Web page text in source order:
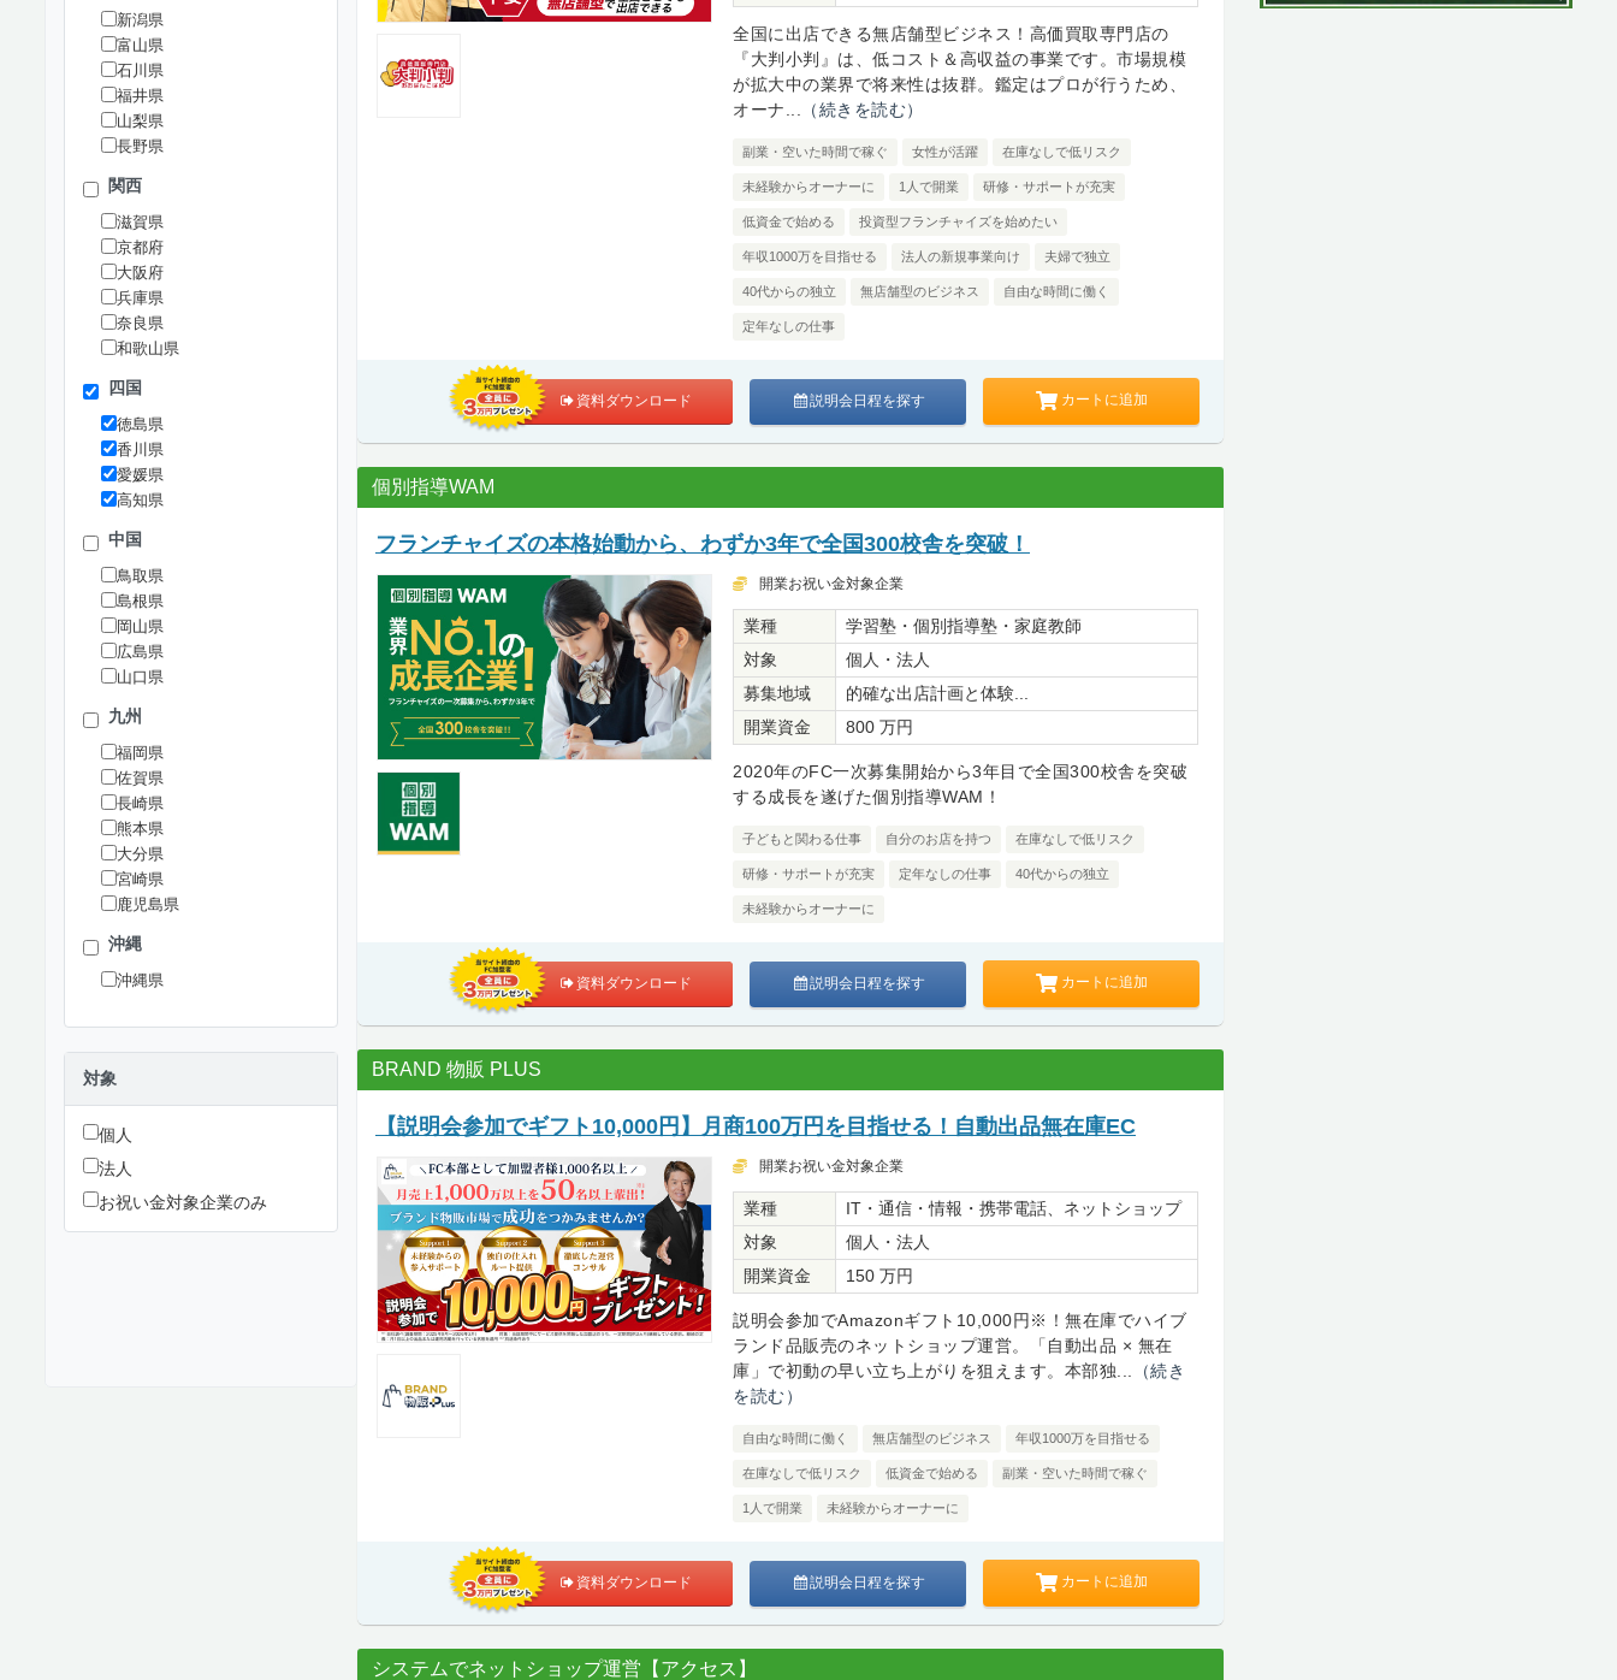
新潟県
富山県
石川県
福井県
山梨県
長野県
関西
滋賀県
京都府
大阪府
兵庫県
奈良県
和歌山県
四国
徳島県
香川県
愛媛県
高知県
中国
鳥取県
島根県
岡山県
広島県
山口県
九州
福岡県
佐賀県
長崎県
熊本県
大分県
宮崎県
鹿児島県
沖縄
沖縄県
対象
個人
法人
お祝い金対象企業のみ
全国に出店できる無店舗型ビジネス！高価買取専門店の
『大判小判』は、低コスト＆高収益の事業です。市場規模
が拡大中の業界で将来性は抜群。鑑定はプロが行うため、
オーナ...
（続きを読む）
副業・空いた時間で稼ぐ 女性が活躍 在庫なしで低リスク
未経験からオーナーに 1人で開業 研修・サポートが充実
低資金で始める 投資型フランチャイズを始めたい
年収1000万を目指せる 法人の新規事業向け 夫婦で独立
40代からの独立 無店舗型のビジネス 自由な時間に働く
定年なしの仕事
資料ダウンロード 説明会日程を探す カートに追加
個別指導WAM
フランチャイズの本格始動から、わずか3年で全国300校舎を突破！
開業お祝い金対象企業
業種
学習塾・個別指導塾・家庭教師
対象
個人・法人
募集地域
的確な出店計画と体験...
開業資金
800 万円
2020年のFC一次募集開始から3年目で全国300校舎を突破
する成長を遂げた個別指導WAM！
子どもと関わる仕事 自分のお店を持つ 在庫なしで低リスク
研修・サポートが充実 定年なしの仕事 40代からの独立
未経験からオーナーに
資料ダウンロード 説明会日程を探す カートに追加
BRAND 物販 PLUS
【説明会参加でギフト10,000円】月商100万円を目指せる！自動出品無在庫EC
開業お祝い金対象企業
業種
IT・通信・情報・携帯電話、ネットショップ
対象
個人・法人
開業資金
150 万円
説明会参加でAmazonギフト10,000円※！無在庫でハイブ
ランド品販売のネットショップ運営。「自動出品 × 無在
庫」で初動の早い立ち上がりを狙えます。本部独...
（続き
を読む）
自由な時間に働く 無店舗型のビジネス 年収1000万を目指せる
在庫なしで低リスク 低資金で始める 副業・空いた時間で稼ぐ
1人で開業 未経験からオーナーに
資料ダウンロード 説明会日程を探す カートに追加
システムでネットショップ運営【アクセス】